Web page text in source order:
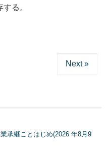
る。
Next »
承継ことはじめ(2026 年8月9